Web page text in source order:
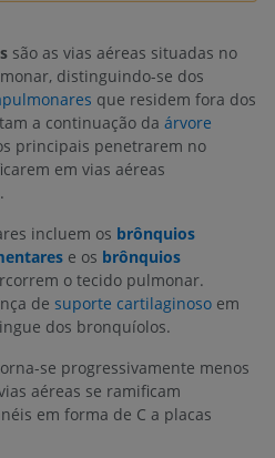
são as vias aéreas situadas no
distinguindo-se dos
que residem fora dos
a continuação da árvore
principais penetrarem no
em vias aéreas
incluem os brônquios
e os brônquios
o tecido pulmonar.
de suporte cartilaginoso em
dos bronquíolos.
se progressivamente menos
aéreas se ramificam
em forma de C a placas